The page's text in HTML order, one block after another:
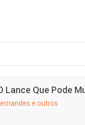
Lance Que Pode
e outros